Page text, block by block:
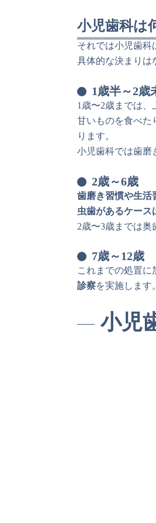
小児歯科は
それでは小児歯科
具体的な決まりは
1歳半～2歳
1歳〜2歳までは、
甘いものを食べた
ります。
小児歯科では歯磨
2歳～6歳
歯磨き習慣や生活
虫歯があるケース
2歳〜3歳までは奥
7歳～12歳
これまでの処置に
診察を実施します。
小児